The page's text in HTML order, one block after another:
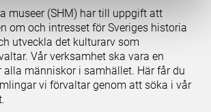
museer (SHM) har till uppgift att
om och intresset för Sveriges historia
utveckla det kulturarv som
Vår verksamhet ska vara en
alla människor i samhället. Här får du
vi förvaltar genom att söka i vår